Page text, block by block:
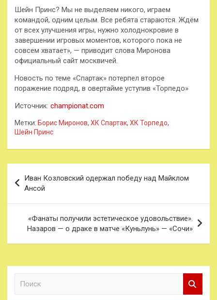
Шейн Принс? Мы не выделяем никого, играем
командой, одним целым. Все ребята стараются. Ждём
от всех улучшения игры, нужно холоднокровие в
завершении игровых моментов, которого пока не
совсем хватает», — приводит слова Миронова
официальный сайт москвичей.
Новость по теме «Спартак» потерпел второе
поражение подряд, в овертайме уступив «Торпедо»
Источник: championat.com
Метки: Борис Миронов, ХК Спартак, ХК Торпедо,
Шейн Принс
по
записям
Иван Козловский одержал победу над Майклом
Ансой
«Фанаты получили эстетическое удовольствие».
Назаров — о драке в матче «Куньлунь» — «Сочи»